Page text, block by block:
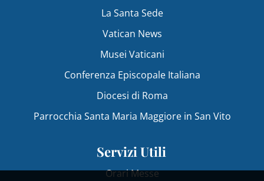
La Santa Sede
Vatican News
Musei Vaticani
Conferenza Episcopale Italiana
Diocesi di Roma
Parrocchia Santa Maria Maggiore in San Vito
Servizi Utili
Orari Messe